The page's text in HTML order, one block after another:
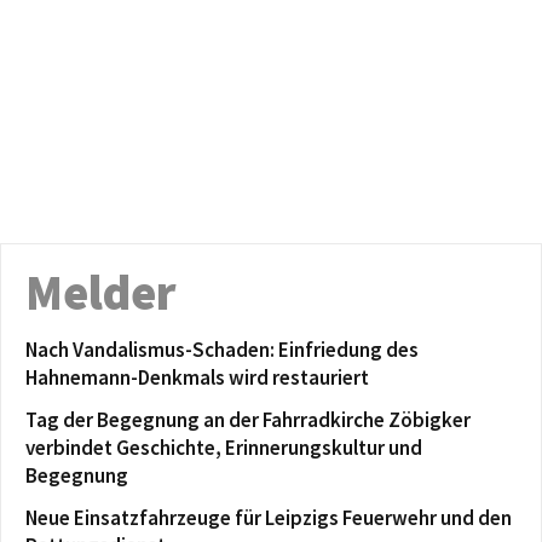
Melder
Nach Vandalismus-Schaden: Einfriedung des
Hahnemann-Denkmals wird restauriert
Tag der Begegnung an der Fahrradkirche Zöbigker
verbindet Geschichte, Erinnerungskultur und
Begegnung
Neue Einsatzfahrzeuge für Leipzigs Feuerwehr und den